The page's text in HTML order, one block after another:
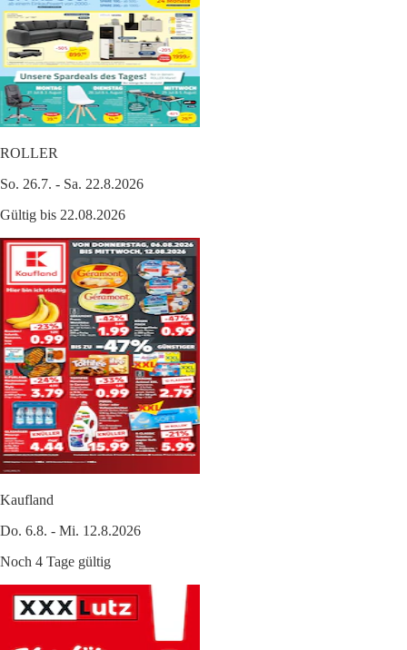
ROLLER
So. 26.7. - Sa. 22.8.2026
Gültig bis 22.08.2026
Kaufland
Do. 6.8. - Mi. 12.8.2026
Noch 4 Tage gültig